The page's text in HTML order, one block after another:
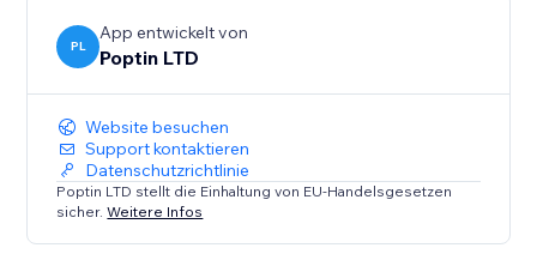
PL
App entwickelt von
Poptin LTD
Website besuchen
Support kontaktieren
Datenschutzrichtlinie
Poptin LTD stellt die Einhaltung von EU-Handelsgesetzen
sicher.Weitere Infos